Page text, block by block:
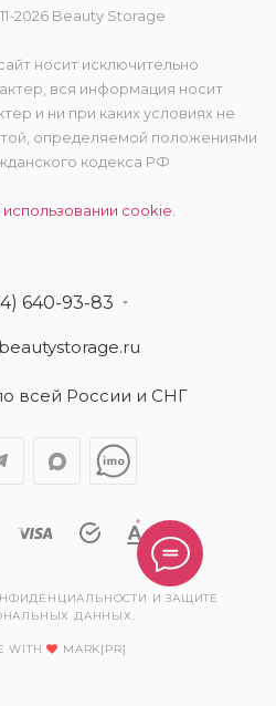
2026 Beauty Storage
носит исключительно
вся информация носит
и ни при каких условиях не
определяемой положениями
кодекса РФ
cookie.
640-93-83
всей России и СНГ
И ЗАЩИТЕ
ДАННЫХ.
WITH MARK[PR]